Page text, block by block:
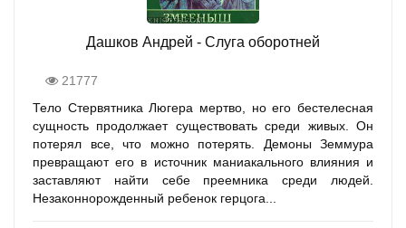
Дашков Андрей - Слуга оборотней
21777
Тело Стервятника Люгера мертво, но его бестелесная
сущность продолжает существовать среди живых. Он
потерял все, что можно потерять. Демоны Земмура
превращают его в источник маниакального влияния и
заставляют найти себе преемника среди людей.
Незаконнорожденный ребенок герцога...